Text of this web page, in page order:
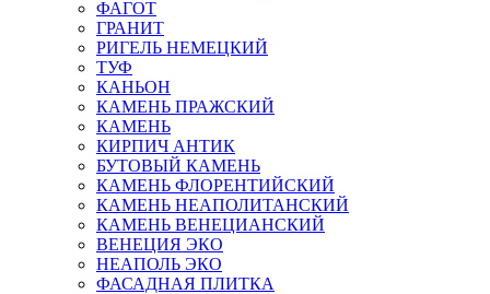
ФАГОТ
ГРАНИТ
РИГЕЛЬ НЕМЕЦКИЙ
ТУФ
КАНЬОН
КАМЕНЬ ПРАЖСКИЙ
КАМЕНЬ
КИРПИЧ АНТИК
БУТОВЫЙ КАМЕНЬ
КАМЕНЬ ФЛОРЕНТИЙСКИЙ
КАМЕНЬ НЕАПОЛИТАНСКИЙ
КАМЕНЬ ВЕНЕЦИАНСКИЙ
ВЕНЕЦИЯ ЭКО
НЕАПОЛЬ ЭКО
ФАСАДНАЯ ПЛИТКА